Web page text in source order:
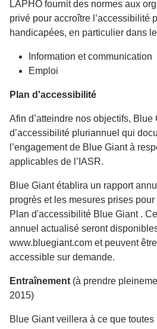
LAPHO fournit des normes aux
privé pour accroître l’accessibilité
handicapées, en particulier dans
Information et communication
Emploi
Plan d'accessibilité
Afin d’atteindre nos objectifs,
d’accessibilité pluriannuel qui
l’engagement de Blue Giant à
applicables de l’IASR.
Blue Giant établira un rapport
progrès et les mesures prises
Plan d'accessibilité Blue Giant .
annuel actualisé seront
www.bluegiant.com et peuvent
accessible sur demande.
Entraînement (à prendre
2015)
Blue Giant veillera à ce que